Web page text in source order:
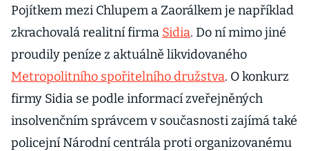
Pojítkem mezi Chlupem a Zaorálkem je například
zkrachovalá realitní firma Sidia. Do ní mimo jiné
proudily peníze z aktuálně likvidovaného
Metropolitního spořitelního družstva. O konkurz
firmy Sidia se podle informací zveřejněných
insolvenčním správcem v současnosti zajímá také
policejní Národní centrála proti organizovanému